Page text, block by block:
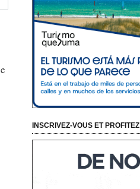
INSCRIVEZ-VOUS ET PROFITEZ